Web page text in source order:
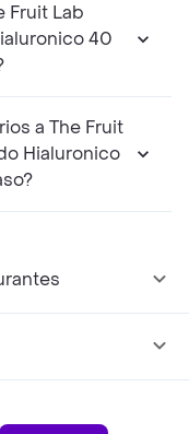
Fruit Lab
40
a The Fruit
Hialuronico